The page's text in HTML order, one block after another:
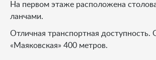
На первом этаже расположена
ланчами.
Отличная транспортная доступность.
«Маяковская» 400 метров.